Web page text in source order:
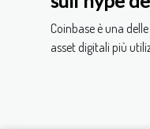
Coinbase è una
asset digitali più